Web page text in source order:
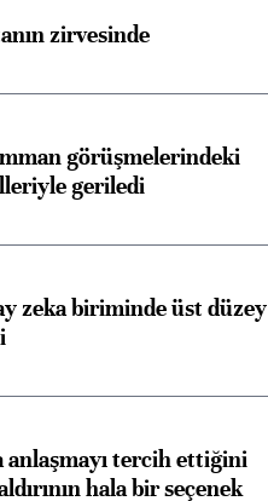
zirvesinde
görüşmelerindeki
geriledi
zeka biriminde üst düzey
tercih ettiğini
hala bir seçenek